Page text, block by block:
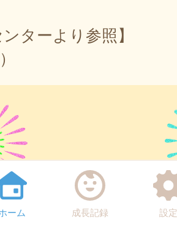
ターより参照】
ーム 成長記録 設定